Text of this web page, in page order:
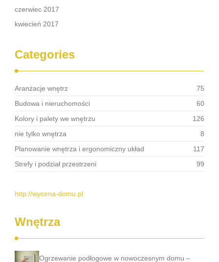
czerwiec 2017
kwiecień 2017
Categories
Aranżacje wnętrz
75
Budowa i nieruchomości
60
Kolory i palety we wnętrzu
126
nie tylko wnętrza
8
Planowanie wnętrza i ergonomiczny układ
117
Strefy i podział przestrzeni
99
http://wycena-domu.pl
Wnętrza
Ogrzewanie podłogowe w nowoczesnym domu –